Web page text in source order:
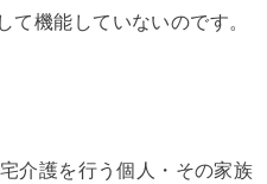
機能していないのです。
介護を行う個人・その家族